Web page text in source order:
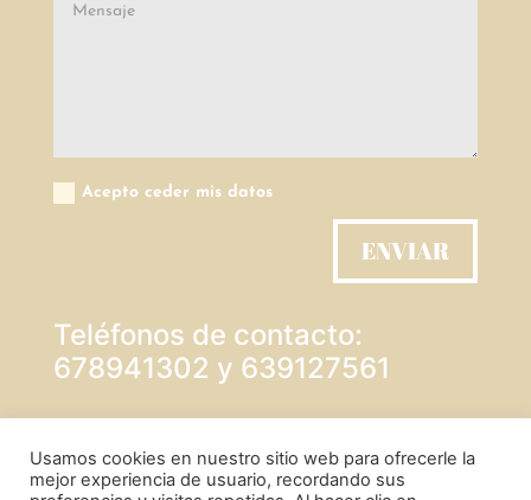
Acepto ceder mis datos
ENVIAR
Teléfonos de contacto:
678941302 y 639127561
PROTECCIÓN DE DATOS
Usamos cookies en nuestro sitio web para ofrecerle la
mejor experiencia de usuario, recordando sus